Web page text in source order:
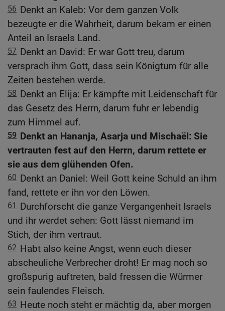
56 Denkt an Kaleb: Vor dem ganzen Volk
bezeugte er die Wahrheit, darum bekam er einen
Anteil an Israels Land.
57 Denkt an David: Er war Gott treu, darum
versprach ihm Gott, dass sein Königtum für alle
Zeiten bestehen werde.
58 Denkt an Elija: Er kämpfte mit Leidenschaft für
das Gesetz des Herrn, darum fuhr er lebendig
zum Himmel auf.
59 Denkt an Hananja, Asarja und Mischaël: Sie
vertrauten fest auf den Herrn, darum rettete er
sie aus dem glühenden Ofen.
60 Denkt an Daniel: Weil Gott keine Schuld an ihm
fand, rettete er ihn vor den Löwen.
61 Durchforscht die ganze Vergangenheit Israels
und ihr werdet sehen: Gott lässt niemand im
Stich, der ihm vertraut.
62 Habt also keine Angst, wenn euch dieser
abscheuliche Verbrecher droht! Er mag noch so
großspurig auftreten, bald fressen die Würmer
sein faulendes Fleisch.
63 Heute noch steht er mächtig da, aber morgen